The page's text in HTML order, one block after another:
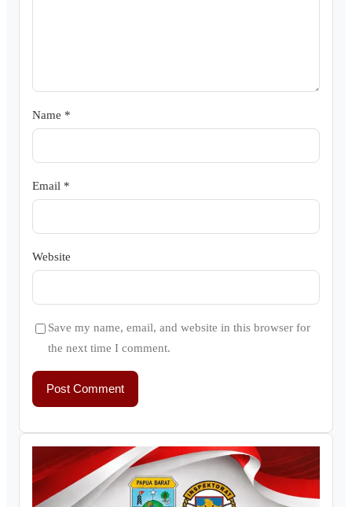
Name *
Email *
Website
Save my name, email, and website in this browser for
the next time I comment.